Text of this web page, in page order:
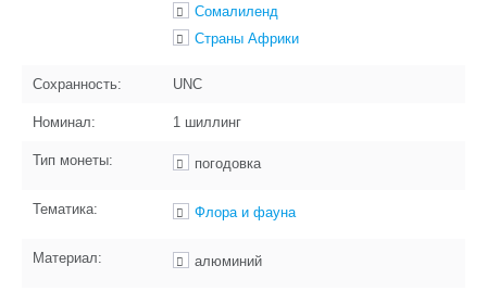
Сомалиленд
Страны Африки
Сохранность: UNC
Номинал: 1 шиллинг
Тип монеты: погодовка
Тематика: Флора и фауна
Материал: алюминий